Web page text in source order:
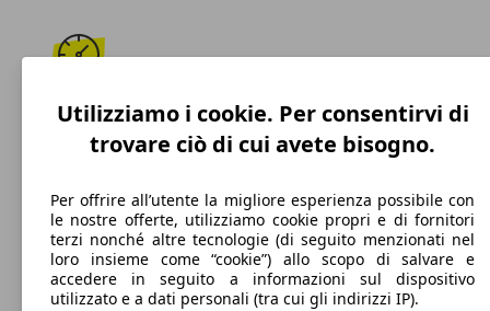
196 km/h
Velocità massima
Diesel
Carburante
Utilizziamo i cookie. Per consentirvi di
trovare ciò di cui avete bisogno.
Per offrire all’utente la migliore esperienza possibile con
le nostre offerte, utilizziamo cookie propri e di fornitori
terzi nonché altre tecnologie (di seguito menzionati nel
loro insieme come “cookie”) allo scopo di salvare e
accedere in seguito a informazioni sul dispositivo
utilizzato e a dati personali (tra cui gli indirizzi IP).